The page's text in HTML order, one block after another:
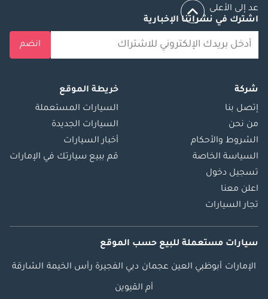
Electric Taxi وVN5 Electric Van الضوء على التزام LEVC بحلول التنقل
الحضري المستدام. ومع استمرار العلامة التجارية في توسيع تواجدها في
دولة الإمارات العربية المتحدة، فإنها تظل ملتزمة برؤيتها لمستقبل أنظف
وأكثر اخضرارًا وكفاءة لوسائل النقل الحضرية.
عد إلى الأعلى
اشترك في نشراتنا الإخبارية
انضم
شركة
إتصل بنا
من نحن
الشروط والأحكام
السياسة الخاصة
تسجيل دخول
اعلن معنا
تجار السيارات
خريطة الموقع
السيارات المستعملة
السيارات الجديدة
أخبار السيارات
قم ببيع سيارتك في الإمارات
سيارات مستعملة للبيع حسب الموقع
الإمارات أبوظبي العين عجمان دبي الفجيرة رأس الخيمة الشارقة
أم القيوين